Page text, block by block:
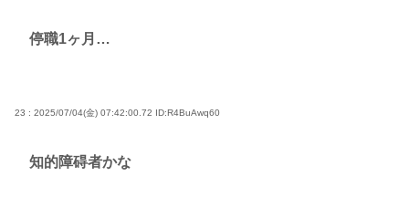
停職1ヶ月…
23 : 2025/07/04(金) 07:42:00.72 ID:R4BuAwq60
知的障碍者かな